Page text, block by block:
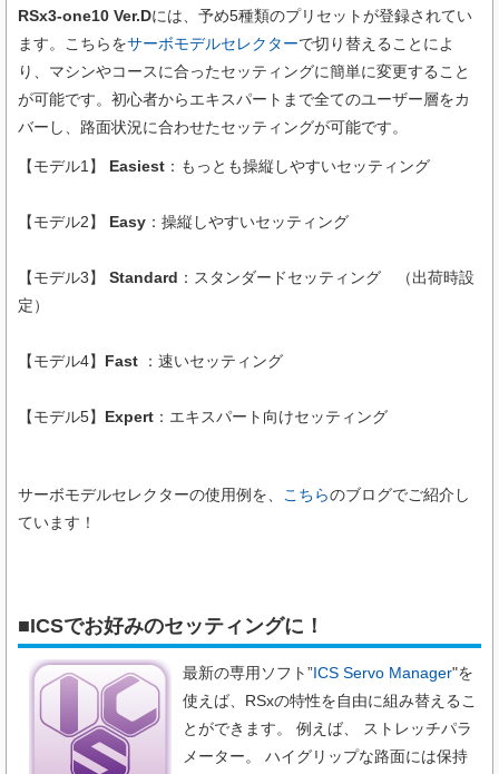
RSx3-one10 Ver.Dには、予め5種類のプリセットが登録されてい
ます。こちらをサーボモデルセレクターで切り替えることによ
り、マシンやコースに合ったセッティングに簡単に変更すること
が可能です。初心者からエキスパートまで全てのユーザー層をカ
バーし、路面状況に合わせたセッティングが可能です。
【モデル1】 Easiest ：もっとも操縦しやすいセッティング
【モデル2】 Easy ：操縦しやすいセッティング
【モデル3】 Standard ：スタンダードセッティング （出荷時設
定）
【モデル4】 Fast ：速いセッティング
【モデル5】 Expert ：エキスパート向けセッティング
サーボモデルセレクターの使用例を、 こちらのブログでご紹介し
ています！
■ICSでお好みのセッティングに！
最新の専用ソフト”ICS Servo Manager"を
使えば、RSxの特性を自由に組み替えるこ
とができます。 例えば、 ストレッチパラ
メーター。 ハイグリップな路面には保持